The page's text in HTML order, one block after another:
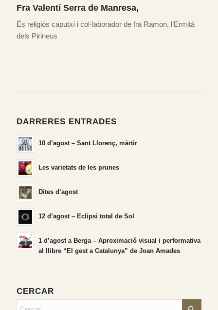
Fra Valentí Serra de Manresa,
És religiós caputxí i col·laborador de fra Ramon, l’Ermità
dels Pirineus
DARRERES ENTRADES
10 d’agost – Sant Llorenç, màrtir
Les varietats de les prunes
Dites d’agost
12 d’agost – Eclipsi total de Sol
1 d’agost a Berga – Aproximació visual i performativa
al llibre “El gest a Catalunya” de Joan Amades
CERCAR